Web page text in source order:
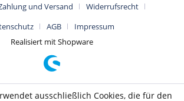
und Versand
Widerrufsrecht
AGB
Impressum
Realisiert mit Shopware
ausschließlich Cookies, die für den